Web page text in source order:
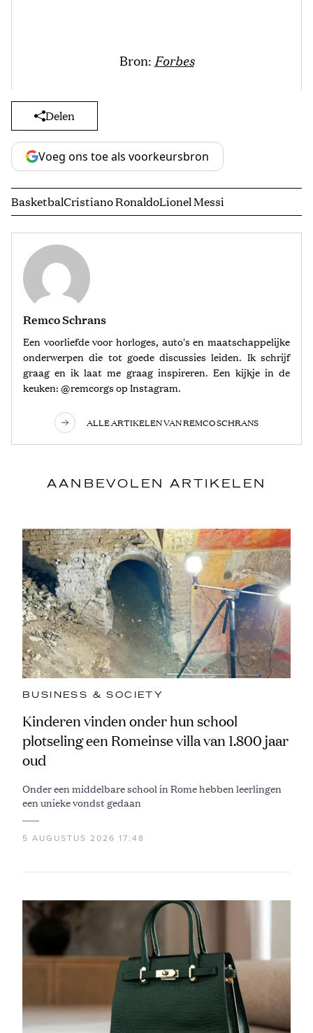
Bron: Forbes
Delen
Voeg ons toe als voorkeursbron
BasketbalCristiano RonaldoLionel Messi
Remco Schrans
Een voorliefde voor horloges, auto's en maatschappelijke
onderwerpen die tot goede discussies leiden. Ik schrijf
graag en ik laat me graag inspireren. Een kijkje in de
keuken: @remcorgs op Instagram.
ALLE ARTIKELEN VAN REMCO SCHRANS
AANBEVOLEN ARTIKELEN
BUSINESS & SOCIETY
Kinderen vinden onder hun school
plotseling een Romeinse villa van 1.800 jaar
oud
Onder een middelbare school in Rome hebben leerlingen
een unieke vondst gedaan
5 AUGUSTUS 2026 17:48